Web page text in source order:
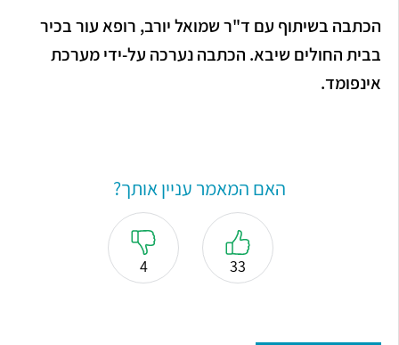
הכתבה בשיתוף עם ד"ר שמואל יורב, רופא עור בכיר
בבית החולים שיבא. הכתבה נערכה על-ידי מערכת
אינפומד.
האם המאמר עניין אותך?
33
4